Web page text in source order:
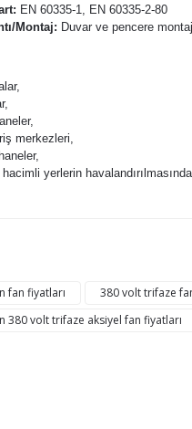
EN 60335-1, EN 60335-2-80
Montaj: Duvar ve pencere
merkezleri,
yerlerin
resmi kalitesiz, bozuk veya
fan fiyatları 380 volt trifaze
380 volt trifaze aksiyel fan fiyatları